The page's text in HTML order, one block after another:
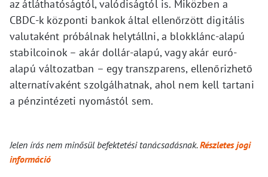
az átláthatóságtól, valódiságtól is. Miközben a
CBDC-k központi bankok által ellenőrzött digitális
valutaként próbálnak helytállni, a blokklánc-alapú
stabilcoinok – akár dollár-alapú, vagy akár euró-
alapú változatban – egy transzparens, ellenőrizhető
alternatívaként szolgálhatnak, ahol nem kell tartani
a pénzintézeti nyomástól sem.
Jelen írás nem minősül befektetési tanácsadásnak.Részletes jogi
információ